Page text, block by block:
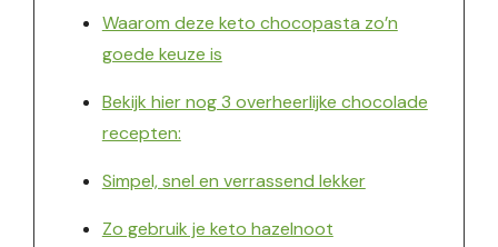
Waarom deze keto chocopasta zo’n
goede keuze is
Bekijk hier nog 3 overheerlijke chocolade
recepten:
Simpel, snel en verrassend lekker
Zo gebruik je keto hazelnoot